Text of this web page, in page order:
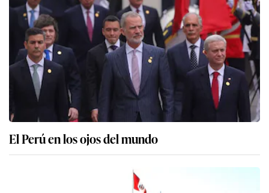
El Perú en los ojos del mundo